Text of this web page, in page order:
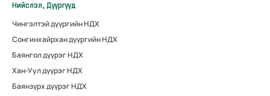
Нийслэл, Дүүргүүд
Чингэлтэй дүүргийн НДХ
Сонгинхайрхан дүүргийн НДХ
Баянгол дүүрэг НДХ
Хан-Уул дүүрэг НДХ
Баянзүрх дүүрэг НДХ